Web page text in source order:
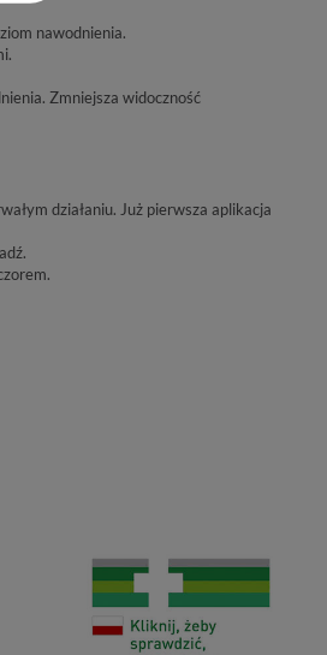
nawodnienia.
Zmniejsza widoczność
działaniu. Już pierwsza aplikacja